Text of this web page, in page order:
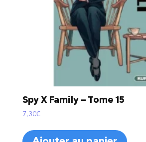
Spy X Family – Tome 15
7,30€